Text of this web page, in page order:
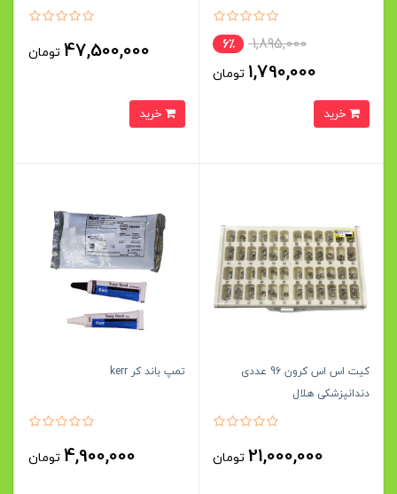
1,895,000 6٪
1,790,000 تومان
47,500,000 تومان
کیت اس اس كرون 96 عددی
دندانپزشکی هلال
21,000,000 تومان
تمپ باند کر kerr
4,900,000 تومان